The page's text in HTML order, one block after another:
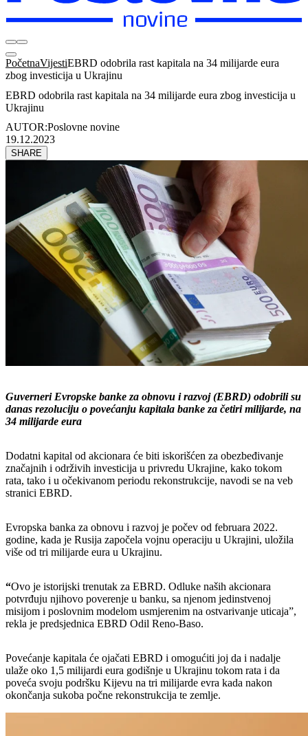
PočetnaVijestiEBRD odobrila rast kapitala na 34 milijarde eura
zbog investicija u Ukrajinu
EBRD odobrila rast kapitala na 34 milijarde eura zbog investicija u
Ukrajinu
AUTOR:Poslovne novine
19.12.2023
SHARE
Guverneri Evropske banke za obnovu i razvoj (EBRD) odobrili su
danas rezoluciju o povećanju kapitala banke za četiri milijarde, na
34 milijarde eura
Dodatni kapital od akcionara će biti iskorišćen za obezbeđivanje
značajnih i održivih investicija u privredu Ukrajine, kako tokom
rata, tako i u očekivanom periodu rekonstrukcije, navodi se na veb
stranici EBRD.
Evropska banka za obnovu i razvoj je počev od februara 2022.
godine, kada je Rusija započela vojnu operaciju u Ukrajini, uložila
više od tri milijarde eura u Ukrajinu.
“Ovo je istorijski trenutak za EBRD. Odluke naših akcionara
potvrđuju njihovo poverenje u banku, sa njenom jedinstvenoj
misijom i poslovnim modelom usmjerenim na ostvarivanje uticaja”,
rekla je predsjednica EBRD Odil Reno-Baso.
Povećanje kapitala će ojačati EBRD i omogućiti joj da i nadalje
ulaže oko 1,5 milijardi eura godišnje u Ukrajinu tokom rata i da
poveća svoju podršku Kijevu na tri milijarde evra kada nakon
okončanja sukoba počne rekonstrukcija te zemlje.